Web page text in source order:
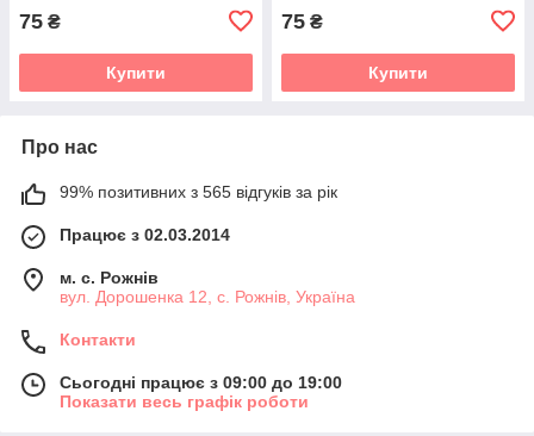
75 ₴
Купити
75 ₴
Купити
Про нас
99% позитивних з 565 відгуків за рік
Працює з 02.03.2014
м. с. Рожнів
вул. Дорошенка 12, с. Рожнів, Україна
Контакти
Сьогодні працює з 09:00 до 19:00
Показати весь графік роботи